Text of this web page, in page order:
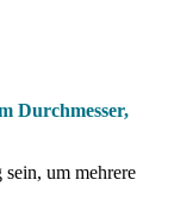
Durchmesser,
um mehrere